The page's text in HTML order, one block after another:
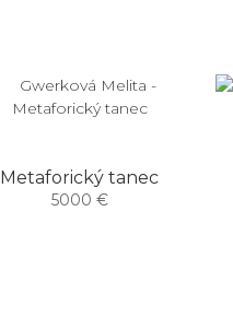
Metaforický tanec
5000 €